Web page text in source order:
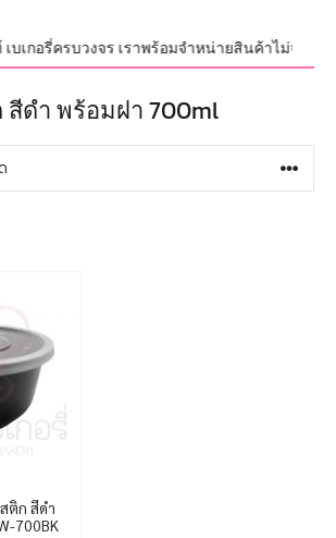
กอรี่ครบวงจร เราพร้อมจำหน่ายสินค้าไม่จำกัด
ดำ พร้อมฝา 700ml
ติก สีดำ
700BK